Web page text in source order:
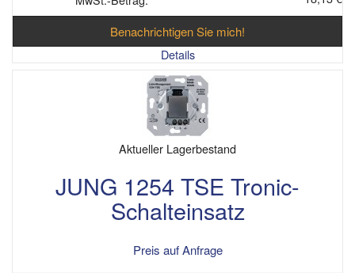
Benachrichtigen Sie mich!
Details
Aktueller Lagerbestand
JUNG 1254 TSE Tronic-
Schalteinsatz
Preis auf Anfrage